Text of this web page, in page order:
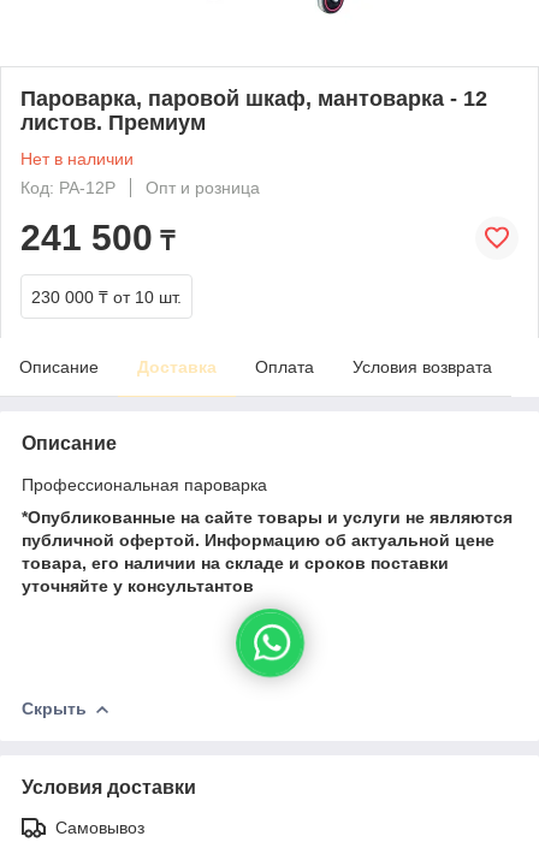
Пароварка, паровой шкаф, мантоварка - 12
листов. Премиум
Нет в наличии
Код: PA-12P
Опт и розница
241 500 ₸
230 000 ₸ от 10 шт.
Описание Доставка Оплата Условия возврата
Описание
Профессиональная пароварка
*Опубликованные на сайте товары и услуги не являются
публичной офертой. Информацию об актуальной цене
товара, его наличии на складе и сроков поставки
уточняйте у консультантов
Скрыть
Условия доставки
Самовывоз